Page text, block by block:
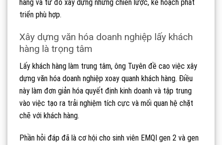
hàng và từ đó xây dựng những chiến lược, kế hoạch phát
triển phù hợp.
Xây dựng văn hóa doanh nghiệp lấy khách
hàng là trọng tâm
Lấy khách hàng làm trung tâm, ông Tuyên đề cao việc xây
dựng văn hóa doanh nghiệp xoay quanh khách hàng. Điều
này làm đơn giản hóa quyết định kinh doanh và tập trung
vào việc tạo ra trải nghiệm tích cực và mối quan hệ chặt
chẽ với khách hàng.
Phần hỏi đáp đã là cơ hội cho sinh viên EMQI gen 2 và gen